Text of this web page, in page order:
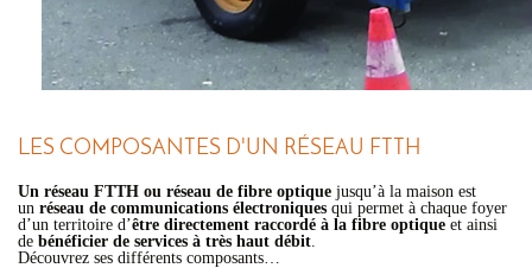
LES COMPOSANTES D'UN RÉSEAU FTTH
Un réseau FTTH ou réseau de fibre optique jusqu’à la maison est
un réseau de communications électroniques qui permet à chaque foyer
d’un territoire d’être directement raccordé à la fibre optique et ainsi
de bénéficier de services à très haut débit.
Découvrez ses différents composants…